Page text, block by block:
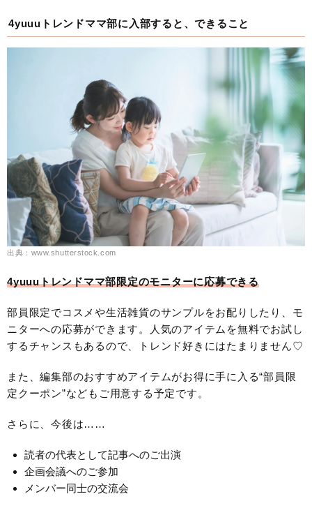
4yuuuトレンドママ部に入部すると、できること
出典：www.shutterstock.com
4yuuuトレンドママ部限定のモニターに応募できる
部員限定でコスメや生活雑貨のサンプルをお配りしたり、モ
ニターへの応募ができます。人気のアイテムを無料でお試し
するチャンスもあるので、トレンド好きにはたまりません♡
また、編集部のおすすめアイテムがお得に手に入る“部員限
定クーポン”などもご用意する予定です。
さらに、今後は……
読者の代表として記事へのご出演
企画会議へのご参加
メンバー同士の交流会